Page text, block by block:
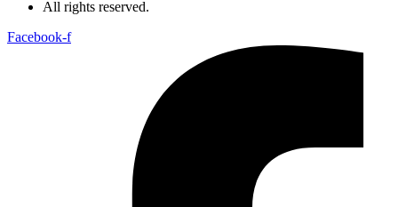
All rights reserved.
Facebook-f